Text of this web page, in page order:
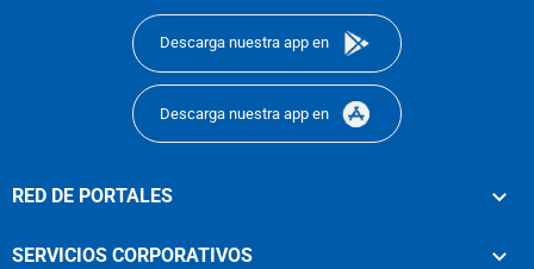
Descarga nuestra app en
Descarga nuestra app en
RED DE PORTALES
SERVICIOS CORPORATIVOS